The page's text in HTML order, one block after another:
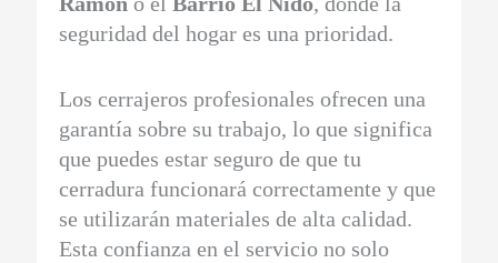
seguridad del hogar es una prioridad.
Los cerrajeros profesionales ofrecen una
garantía sobre su trabajo, lo que significa
que puedes estar seguro de que tu
cerradura funcionará correctamente y que
se utilizarán materiales de alta calidad.
Esta confianza en el servicio no solo